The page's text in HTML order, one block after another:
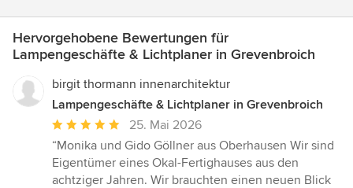
Hervorgehobene Bewertungen für
Lampengeschäfte & Lichtplaner in Grevenbroich
birgit thormann innenarchitektur
Lampengeschäfte & Lichtplaner in Grevenbroich
Durchschnittliche
Bewertung:
5
von
25. Mai 2026
“Monika und Gido Göllner aus Oberhausen Wir sind
Eigentümer eines Okal-Fertighauses aus den
achtziger Jahren. Wir brauchten einen neuen Blick